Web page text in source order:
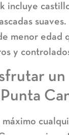
incluye
menor edad
y
máximo